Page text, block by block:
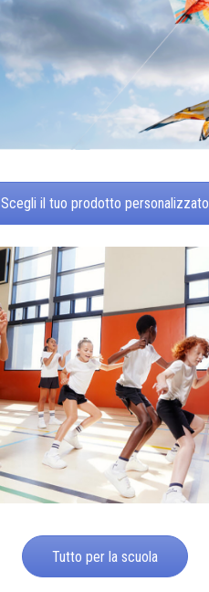
Scegli il tuo prodotto personalizzato
Tutto per la scuola